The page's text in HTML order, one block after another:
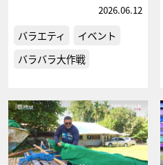
2026.06.12
バラエティ
イベント
バラバラ大作戦